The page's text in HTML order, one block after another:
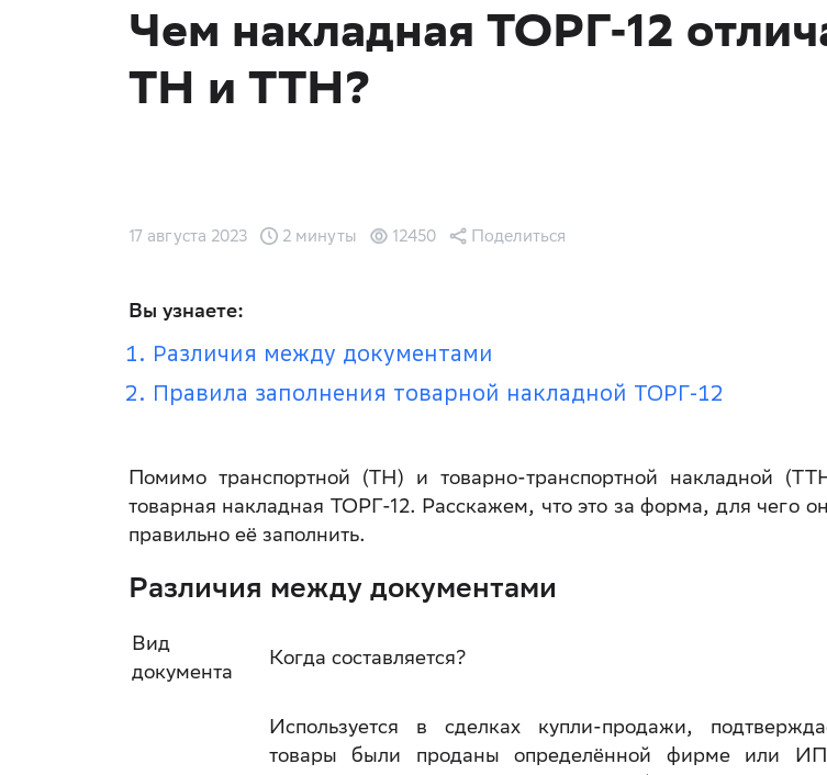
Чем накладная ТОРГ-12
ТН и ТТН?
17 августа 2023 2 минуты 12450 Поделиться
Вы узнаете:
Различия между документами
Правила заполнения товарной накладной ТОРГ-12
Помимо транспортной (ТН) и товарно-транспортной накладной
товарная накладная ТОРГ-12. Расскажем, что это за форма, для чего
правильно её заполнить.
Различия между документами
Вид
документа
Когда составляется?
Используется в сделках купли-продажи,
товары были проданы определённой фирме или